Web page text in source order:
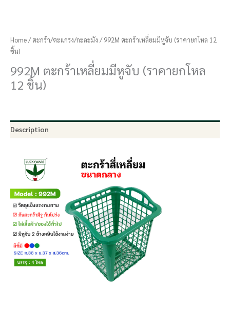
Home/ตะกร้า/ตะแกรง/กะละมัง / 992M ตะกร้าเหลี่ยมมีหูจับ (ราคายกโหล 12
ชิ้น)
992M ตะกร้าเหลี่ยมมีหูจับ (ราคายกโหล
12 ชิ้น)
Description